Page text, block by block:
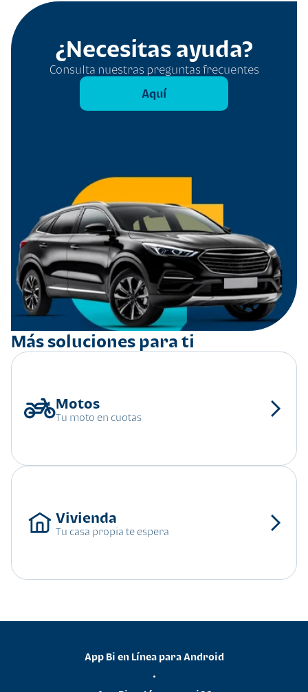
¿Necesitas ayuda?
Consulta nuestras preguntas frecuentes
Aquí
Más soluciones para ti
Tu moto en cuotas
Tu casa propia te espera
App Bi en Línea para Android
•